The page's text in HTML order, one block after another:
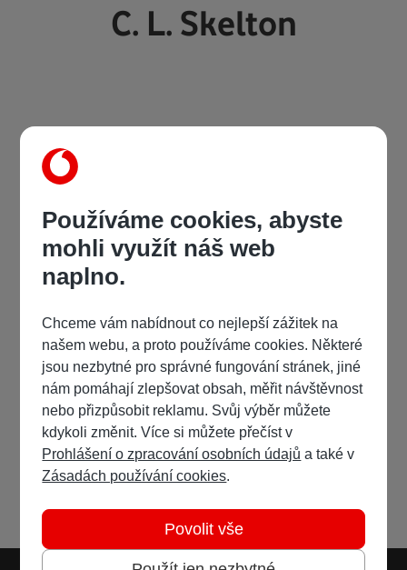
C. L. Skelton
Používáme cookies, abyste
mohli využít náš web
naplno.
Chceme vám nabídnout co nejlepší zážitek na
našem webu, a proto používáme cookies. Některé
jsou nezbytné pro správné fungování stránek, jiné
nám pomáhají zlepšovat obsah, měřit návštěvnost
nebo přizpůsobit reklamu. Svůj výběr můžete
kdykoli změnit. Více si můžete přečíst v
Prohlášení o zpracování osobních údajů a také v
Zásadách používání cookies.
Povolit vše